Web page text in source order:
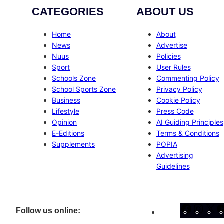
CATEGORIES
Home
News
Nuus
Sport
Schools Zone
School Sports Zone
Business
Lifestyle
Opinion
E-Editions
Supplements
ABOUT US
About
Advertise
Policies
User Rules
Commenting Policy
Privacy Policy
Cookie Policy
Press Code
AI Guiding Principles
Terms & Conditions
POPIA
Advertising
Guidelines
Follow us online: Facebook
X